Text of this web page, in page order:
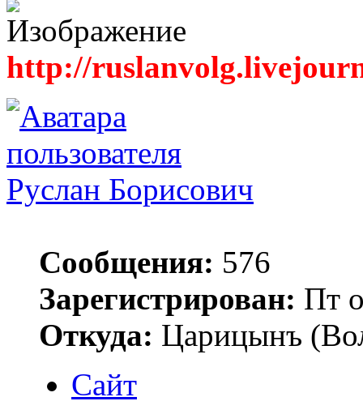
http://
Руслан Борисович
Сообщения: 576
Зарегистрирован: Пт
Откуда: Царицынъ
Сайт